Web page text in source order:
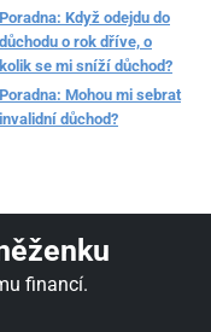
Poradna: Když odejdu do
důchodu o rok dříve, o
kolik se mi sníží důchod?
Poradna: Mohou mi sebrat
invalidní důchod?
financí.